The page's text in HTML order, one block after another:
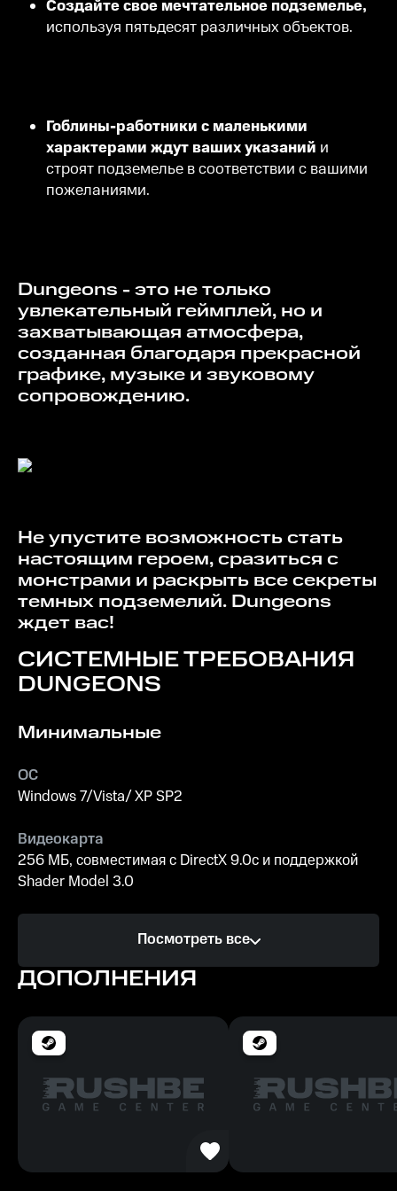
Создайте свое мечтательное подземелье,
используя пятьдесят различных объектов.
Гоблины-работники с маленькими
характерами ждут ваших указаний и
строят подземелье в соответствии с вашими
пожеланиями.
Dungeons - это не только
увлекательный геймплей, но и
захватывающая атмосфера,
созданная благодаря прекрасной
графике, музыке и звуковому
сопровождению.
Не упустите возможность стать
настоящим героем, сразиться с
монстрами и раскрыть все секреты
темных подземелий. Dungeons
ждет вас!
СИСТЕМНЫЕ ТРЕБОВАНИЯ
DUNGEONS
Минимальные
ОС
Windows 7/Vista/ XP SP2
Видеокарта
256 МБ, совместимая с DirectX 9.0c и поддержкой
Shader Model 3.0
Двухъядерный с частотой 2 ГГц
Память
Место на диске
2 ГБ свободного места
Рекомендуемые
ОС
Windows 7/Vista/ XP SP2
Посмотреть все
ДОПОЛНЕНИЯ